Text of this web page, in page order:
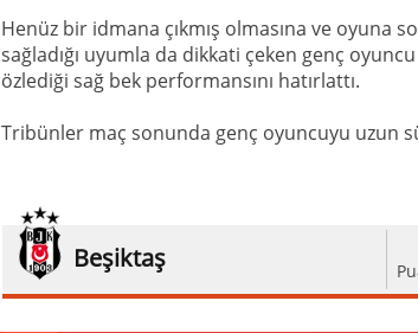
Henüz bir idmana çıkmış olmasına ve oyuna
sağladığı uyumla da dikkati çeken genç
özlediği sağ bek performansını hatırlattı.
Tribünler maç sonunda genç oyuncuyu uzun
Beşiktaş